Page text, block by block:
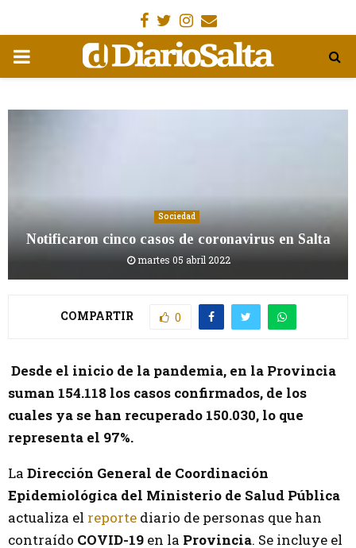
Facebook
Gorjeo
Instagram
Email
MENÚ
Sociedad
Notificaron cinco casos de coronavirus en Salta
martes 05 abril 2022
COMPARTIR 0
Desde el inicio de la pandemia, en la Provincia
suman 154.118 los casos confirmados, de los
cuales ya se han recuperado 150.030, lo que
representa el 97%.
La Dirección General de Coordinación
Epidemiológica del Ministerio de Salud Pública
actualiza el reporte diario de personas que han
contraído COVID-19 en la Provincia. Se incluye el